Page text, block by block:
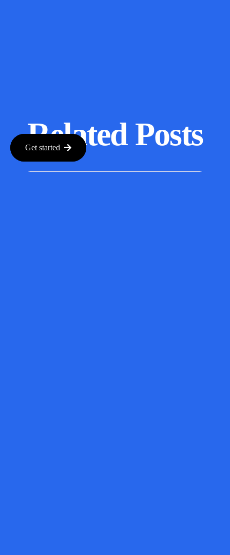
Related Posts
Get started